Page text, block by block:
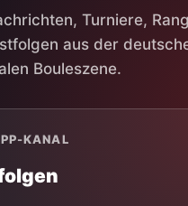
Turniere,
aus der
Bouleszene.
KANAL